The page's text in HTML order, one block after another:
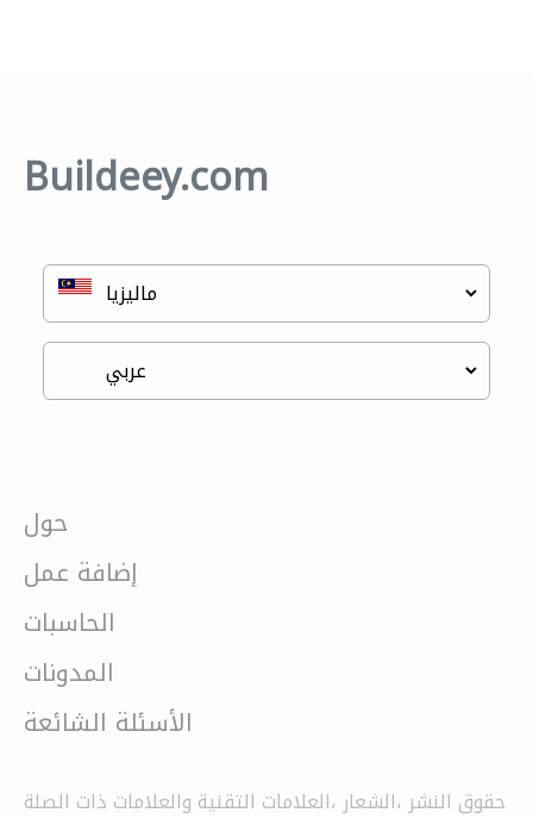
Buildeey.com
حول
إضافة عمل
الحاسبات
المدونات
الأسئلة الشائعة
حقوق النشر ،الشعار ،العلامات التقنية والعلامات ذات الصلة